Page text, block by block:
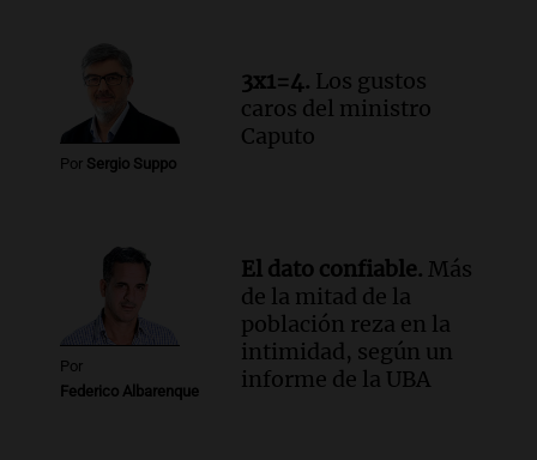
Audio.
Chile planteó mejorar la
conectividad fronteriza, aérea y digital
con Jujuy
Panorama Federal
Episodios
Por Sergio Suppo
3x1=4. Los gustos
caros del ministro
Caputo
Por
Federico Albarenque
El dato confiable. Más
de la mitad de la
población reza en la
intimidad, según un
informe de la UBA